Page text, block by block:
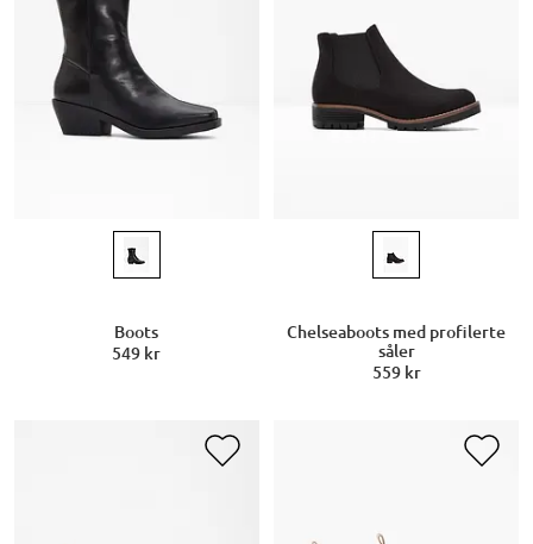
Boots
549 kr
Chelseaboots med profilerte
såler
559 kr